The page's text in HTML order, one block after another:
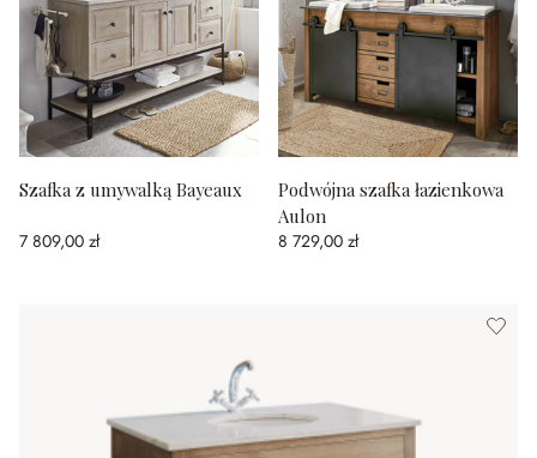
Szafka z umywalką Bayeaux
7 809,00 zł
Podwójna szafka łazienkowa
Aulon
8 729,00 zł